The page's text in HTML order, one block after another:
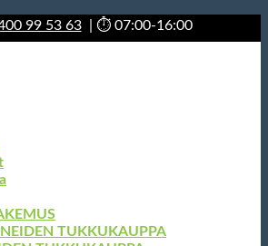
99 53 63| ⏱ 07:00-16:00
TUKKUKAUPPA